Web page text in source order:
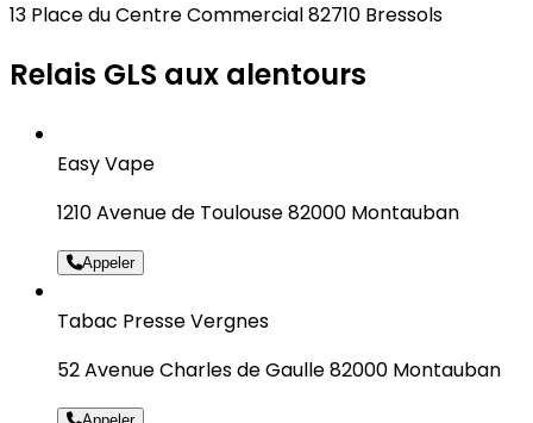
13 Place du Centre Commercial 82710 Bressols
Relais GLS aux alentours
Easy Vape
1210 Avenue de Toulouse 82000 Montauban
Appeler
Tabac Presse Vergnes
52 Avenue Charles de Gaulle 82000 Montauban